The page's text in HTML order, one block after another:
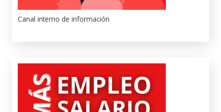
Canal interno de información